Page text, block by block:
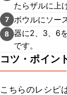
たらザルに上
7 ボウルにソー
8 器に2、3、6
です。
コツ・ポイン
こちらのレシピ